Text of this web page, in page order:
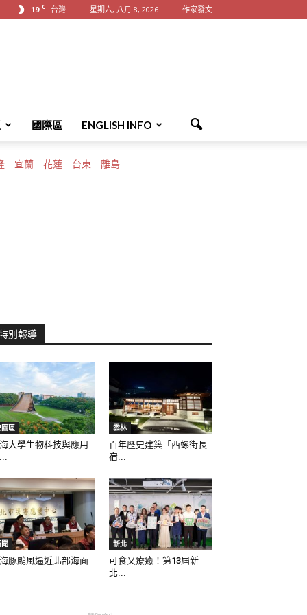
19 C 台灣 星期六, 八月 8, 2026 作家發文
國際區 ENGLISH INFO
宜蘭 花蓮 台東 離島
別報導
區
大學生物科技與應用
雲林
百年歷史建築「西螺街長
宿...
豚颱風逼近北部海面
新北
可食又療癒！第13屆新
北...